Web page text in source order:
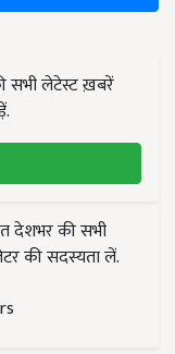
सभी लेटेस्ट ख़बरें
देशभर की सभी
की सदस्यता लें.